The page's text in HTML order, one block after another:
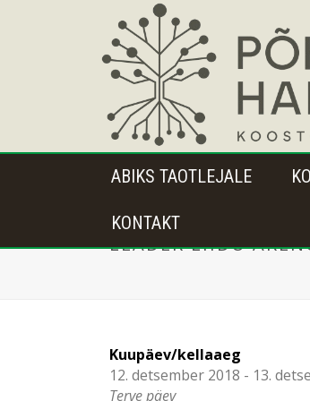
ABIKS TAOTLEJALE
KONTAKT
LEADER LIIDU
Kuupäev/kellaaeg
12. detsember 2018 - 13.
Terve päev